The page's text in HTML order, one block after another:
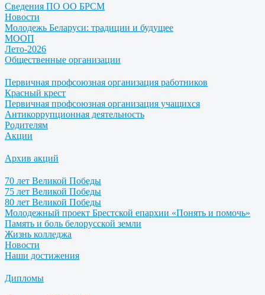
Сведения ПО ОО БРСМ
Новости
Молодежь Беларуси: традиции и будущее
МООП
Лето-2026
Общественные организации
Первичная профсоюзная организация работников
Красный крест
Первичная профсоюзная организация учащихся
Антикоррупционная деятельность
Родителям
Акции
Архив акций
70 лет Великой Победы
75 лет Великой Победы
80 лет Великой Победы
Молодежный проект Брестской епархии «Понять и помочь»
Память и боль белорусской земли
Жизнь колледжа
Новости
Наши достижения
Дипломы